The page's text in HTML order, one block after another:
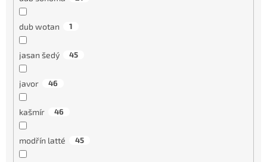
dub wotan 1
jasan šedý 45
javor 46
kašmír 46
modřín latté 45